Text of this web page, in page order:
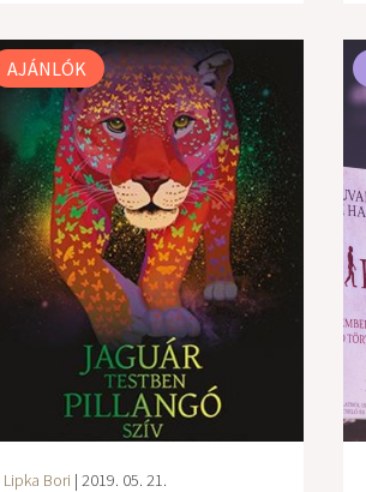
AJÁNLÓK
Lipka Bori | 2019. 05. 21.